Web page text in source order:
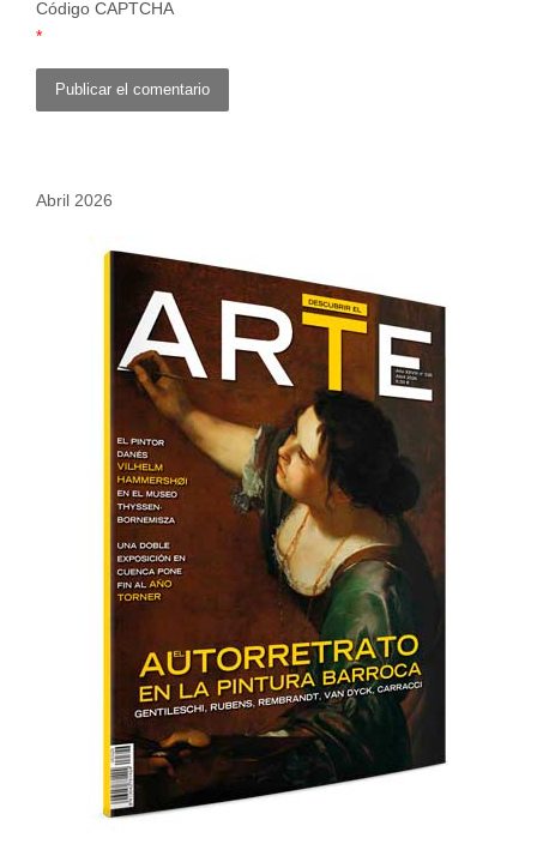
Código CAPTCHA
*
Abril 2026